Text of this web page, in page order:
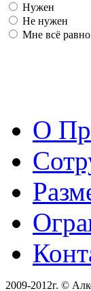
Нужен
Не нужен
Мне всё равно
О
2009-2012г. ©